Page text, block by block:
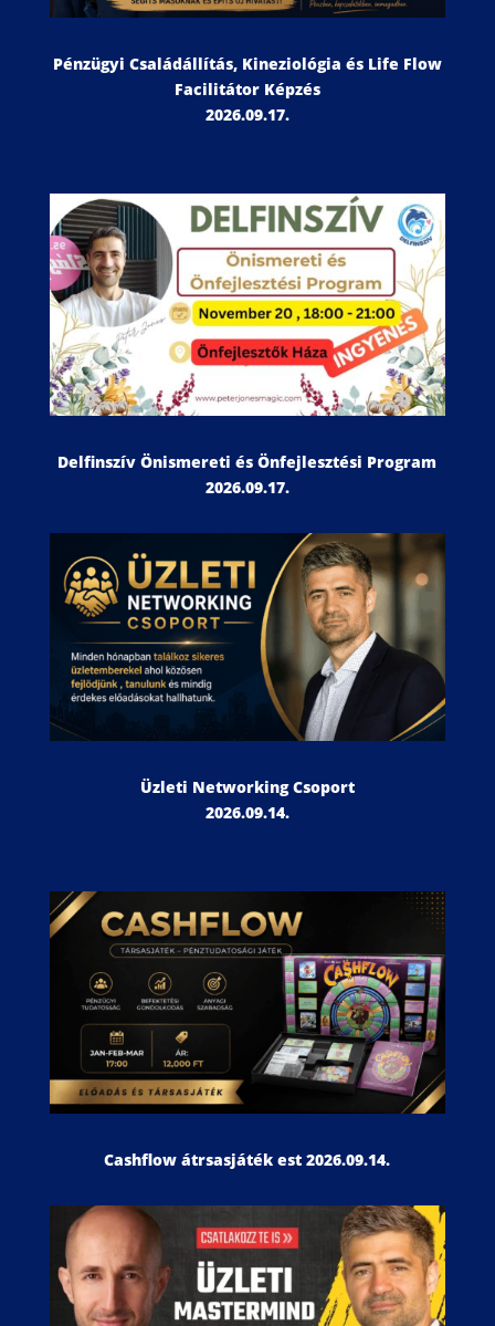
Pénzügyi Családállítás, Kineziológia és Life Flow
Facilitátor Képzés
2026.09.17.
Delfinszív Önismereti és Önfejlesztési Program
2026.09.17.
Üzleti Networking Csoport
2026.09.14.
Cashflow átrsasjáték est 2026.09.14.